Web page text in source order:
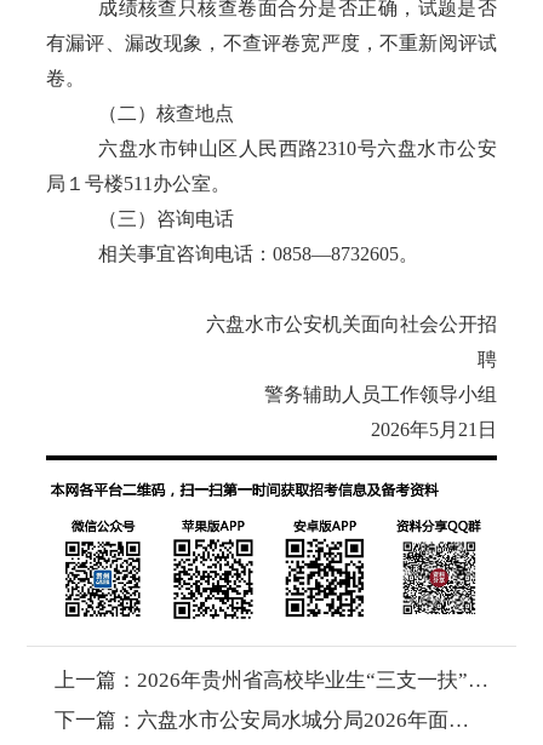
成绩核查只核查卷面合分是否正确，试题是否
有漏评、漏改现象，不查评卷宽严度，不重新阅评试
卷。
（二）核查地点
六盘水市钟山区人民西路2310号六盘水市公安
局１号楼511办公室。
（三）咨询电话
相关事宜咨询电话：0858—8732605。
六盘水市公安机关面向社会公开招
聘
警务辅助人员工作领导小组
2026年5月21日
上一篇： 2026年贵州省高校毕业生“三支一扶”计划招募 （六盘水考区）面试成绩、总成绩及排名公告
下一篇： 六盘水市公安局水城分局2026年面向社会公开招聘警务辅助人员面试成绩、总成绩及体检相关事宜公告